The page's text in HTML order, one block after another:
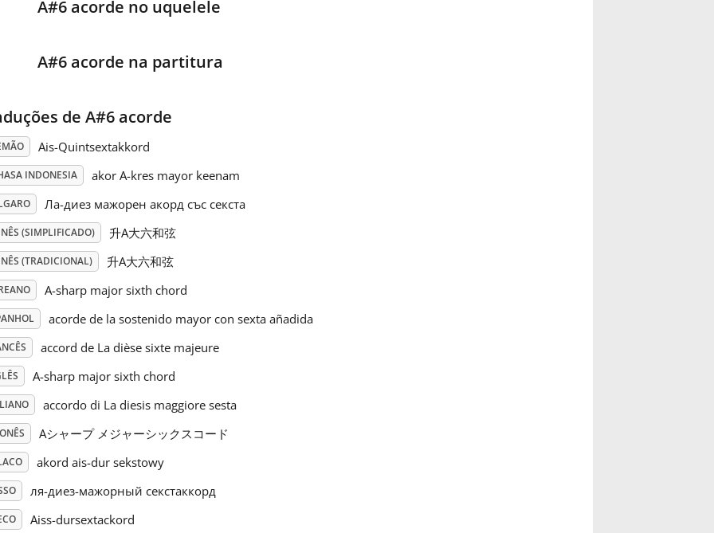
A#6 acorde no uquelele
A#6 acorde na partitura
de A#6 acorde
Ais-Quintsextakkord
INDONESIA akor A-kres mayor keenam
Ла-диез мажорен акорд със секста
(SIMPLIFICADO) 升A大六和弦
(TRADICIONAL) 升A大六和弦
A-sharp major sixth chord
acorde de la sostenido mayor con sexta añadida
accord de La dièse sixte majeure
A-sharp major sixth chord
accordo di La diesis maggiore sesta
Aシャープ メジャーシックスコード
akord ais-dur sekstowy
ля-диез-мажорный секстаккорд
Aiss-dursextackord